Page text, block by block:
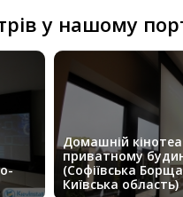
у нашому
Домашній
приватному
(Софіївська
Київська область)